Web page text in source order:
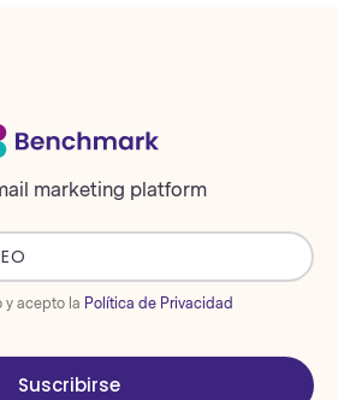
marketing platform
y acepto la Política de Privacidad
Suscribirse